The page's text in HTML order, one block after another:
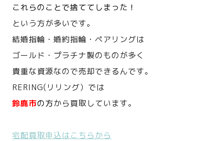
これらのことで捨ててしまった！
という方が多いです。
結婚指輪・婚約指輪・ペアリングは
ゴールド・プラチナ製のものが多く
貴重な資源なので売却できるんです。
RERING(リリング）では
鈴鹿市の方から買取しています。
宅配買取申込はこちらから